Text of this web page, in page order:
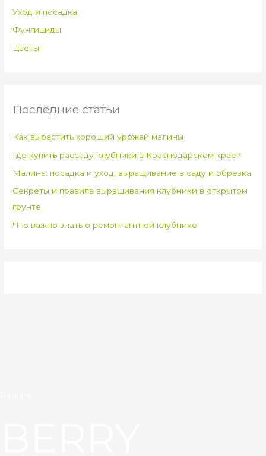
Уход и посадка
Фунгициды
Цветы
Последние статьи
Как вырастить хороший урожай малины
Где купить рассаду клубники в Краснодарском крае?
Малина: посадка и уход, выращивание в саду и обрезка
Секреты и правила выращивания клубники в открытом
грунте
Что важно знать о ремонтантной клубнике